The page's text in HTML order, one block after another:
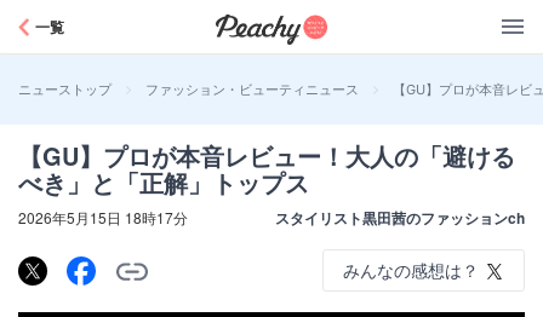
一覧
ニューストップ > ファッション・ビューティニュース > 【GU】プロが本音レ
【GU】プロが本音レビュー！大人の「避ける
べき」と「正解」トップス
2026年5月15日 18時17分 スタイリスト黒田茜のファッションch
みんなの感想は？